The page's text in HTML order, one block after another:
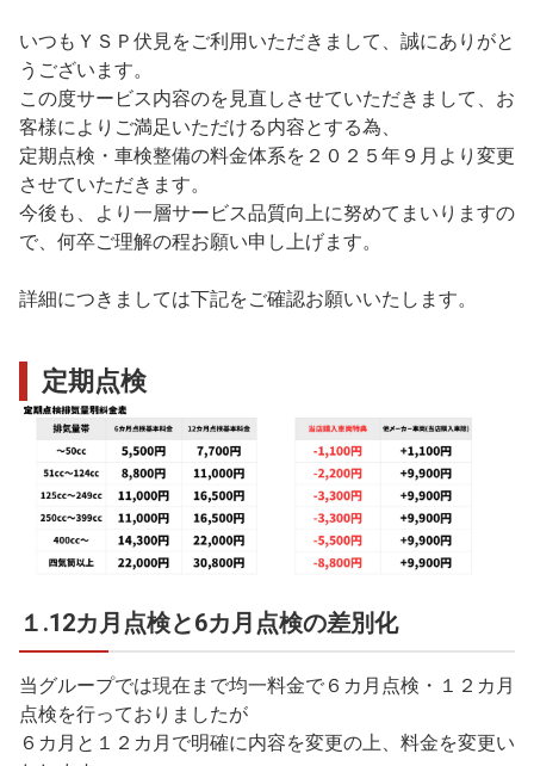
いつもＹＳＰ伏見をご利用いただきまして、誠にありがと
うございます。
この度サービス内容のを見直しさせていただきまして、お
客様によりご満足いただける内容とする為、
定期点検・車検整備の料金体系を２０２５年９月より変更
させていただきます。
今後も、より一層サービス品質向上に努めてまいりますの
で、何卒ご理解の程お願い申し上げます。
詳細につきましては下記をご確認お願いいたします。
定期点検
１.12カ月点検と6カ月点検の差別化
当グループでは現在まで均一料金で６カ月点検・１２カ月
点検を行っておりましたが
６カ月と１２カ月で明確に内容を変更の上、料金を変更い